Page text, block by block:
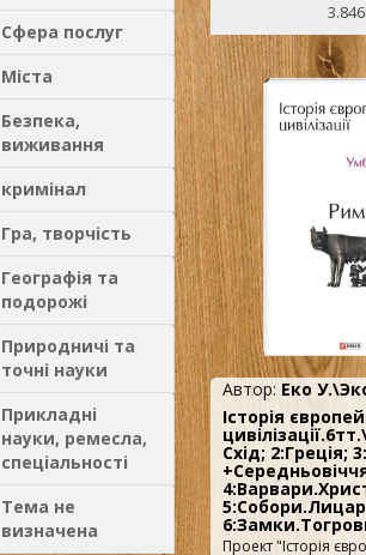
Сфера послуг
Міста
Безпека,
виживання
кримінал
Гра, творчість
Географія та
подорожі
Природничі та
точні науки
Прикладні
науки, ремесла,
спеціальності
Тема не
визначена
Автор: Еко
Історія
Схід; 2:Греція;
Проект "Історія